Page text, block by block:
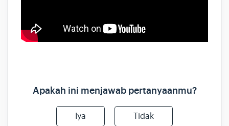
Apakah ini menjawab pertanyaanmu?
Iya Tidak